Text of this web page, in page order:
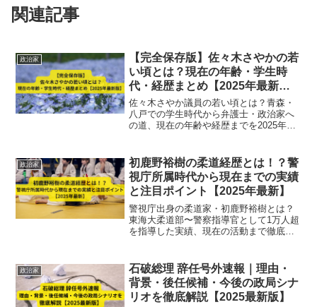
関連記事
政治家
【完全保存版】佐々木さやかの若
い頃とは？現在の年齢・学生時
代・経歴まとめ【2025年最新
版】
佐々木さやか議員の若い頃とは？青森・
八戸での学生時代から弁護士・政治家へ
の道、現在の年齢や経歴までを2025年最
政治家
初鹿野裕樹の柔道経歴とは！？警
視庁所属時代から現在までの実績
と注目ポイント【2025年最新】
警視庁出身の柔道家・初鹿野裕樹とは？
東海大柔道部〜警察指導官として1万人超
を指導した実績、現在の活動まで徹底解
政治家
石破総理 辞任号外速報｜理由・
背景・後任候補・今後の政局シナ
リオを徹底解説【2025最新版】